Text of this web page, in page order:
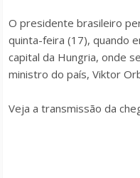
O presidente brasileiro
quinta-feira (17), quando
capital da Hungria, onde
ministro do país, Viktor
Veja a transmissão da